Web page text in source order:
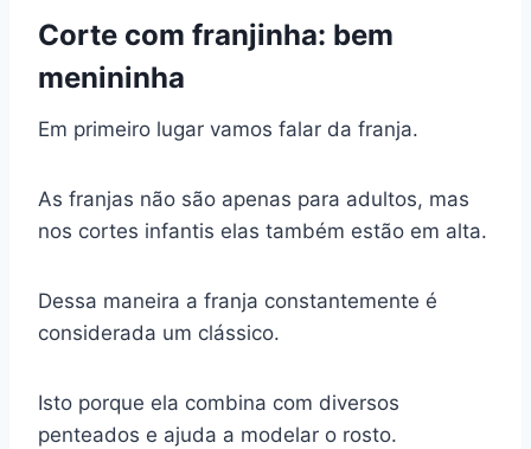
Corte com franjinha: bem
menininha
Em primeiro lugar vamos falar da franja.
As franjas não são apenas para adultos, mas
nos cortes infantis elas também estão em alta.
Dessa maneira a franja constantemente é
considerada um clássico.
Isto porque ela combina com diversos
penteados e ajuda a modelar o rosto.